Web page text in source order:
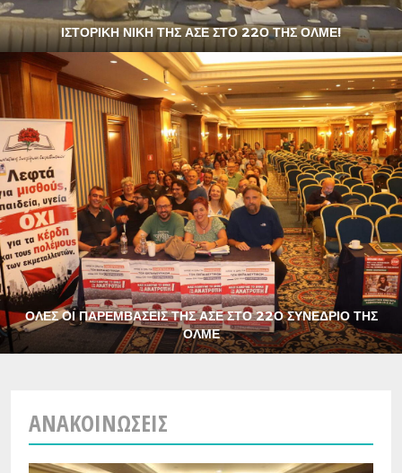
ΙΣΤΟΡΙΚΗ ΝΙΚΗ ΤΗΣ ΑΣΕ ΣΤΟ 22Ο ΤΗΣ ΟΛΜΕ!
ΟΛΕΣ ΟΙ ΠΑΡΕΜΒΑΣΕΙΣ ΤΗΣ ΑΣΕ ΣΤΟ 22Ο ΣΥΝΕΔΡΙΟ ΤΗΣ
ΟΛΜΕ
ΑΝΑΚΟΙΝΏΣΕΙΣ